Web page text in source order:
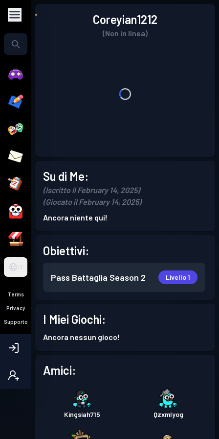
IT
Terms
Privacy
Supporto
Coreyian1212
(Non in linea)
Su di Me:
(Iscritto il February 14, 2025)
(Giocato il February 14, 2025)
Ancora niente qui!
Obiettivi:
Pass Battaglia Season 2 Livello 1
I Miei Giochi:
Ancora nessun gioco!
Amici:
Kingsiah715 Qzxmlyog